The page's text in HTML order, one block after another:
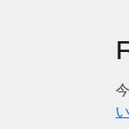
い